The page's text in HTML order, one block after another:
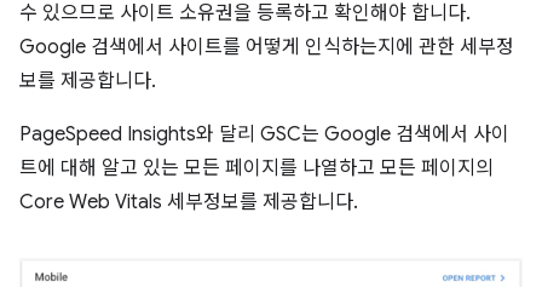
수 있으므로 사이트 소유권을 등록하고 확인해야 합니다.
Google 검색에서 사이트를 어떻게 인식하는지에 관한 세부정
보를 제공합니다.
PageSpeed Insights와 달리 GSC는 Google 검색에서 사이
트에 대해 알고 있는 모든 페이지를 나열하고 모든 페이지의
Core Web Vitals 세부정보를 제공합니다.